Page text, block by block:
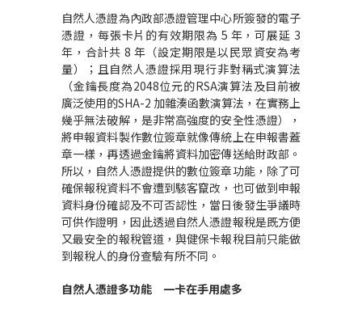
自然人憑證為內政部憑證管理中心所簽發的電子
憑證，每張卡片的有效期限為 5 年，可展延 3
年，合計共 8 年（設定期限是以民眾資安為考
量）；且自然人憑證採用現行非對稱式演算法
（金鑰長度為2048位元的RSA演算法及目前被
廣泛使用的SHA-2 加雜湊函數演算法，在實務上
幾乎無法破解，是非常高強度的安全性憑證），
將申報資料製作數位簽章就像傳統上在申報書蓋
章一樣，再透過金鑰將資料加密傳送給財政部。
所以，自然人憑證提供的數位簽章功能，除了可
確保報稅資料不會遭到駭客竄改，也可做到申報
資料身份確認及不可否認性，當日後發生爭議時
可供作證明，因此透過自然人憑證報稅是既方便
又最安全的報稅管道，與健保卡報稅目前只能做
到報稅人的身份查驗有所不同。
自然人憑證多功能 一卡在手用處多